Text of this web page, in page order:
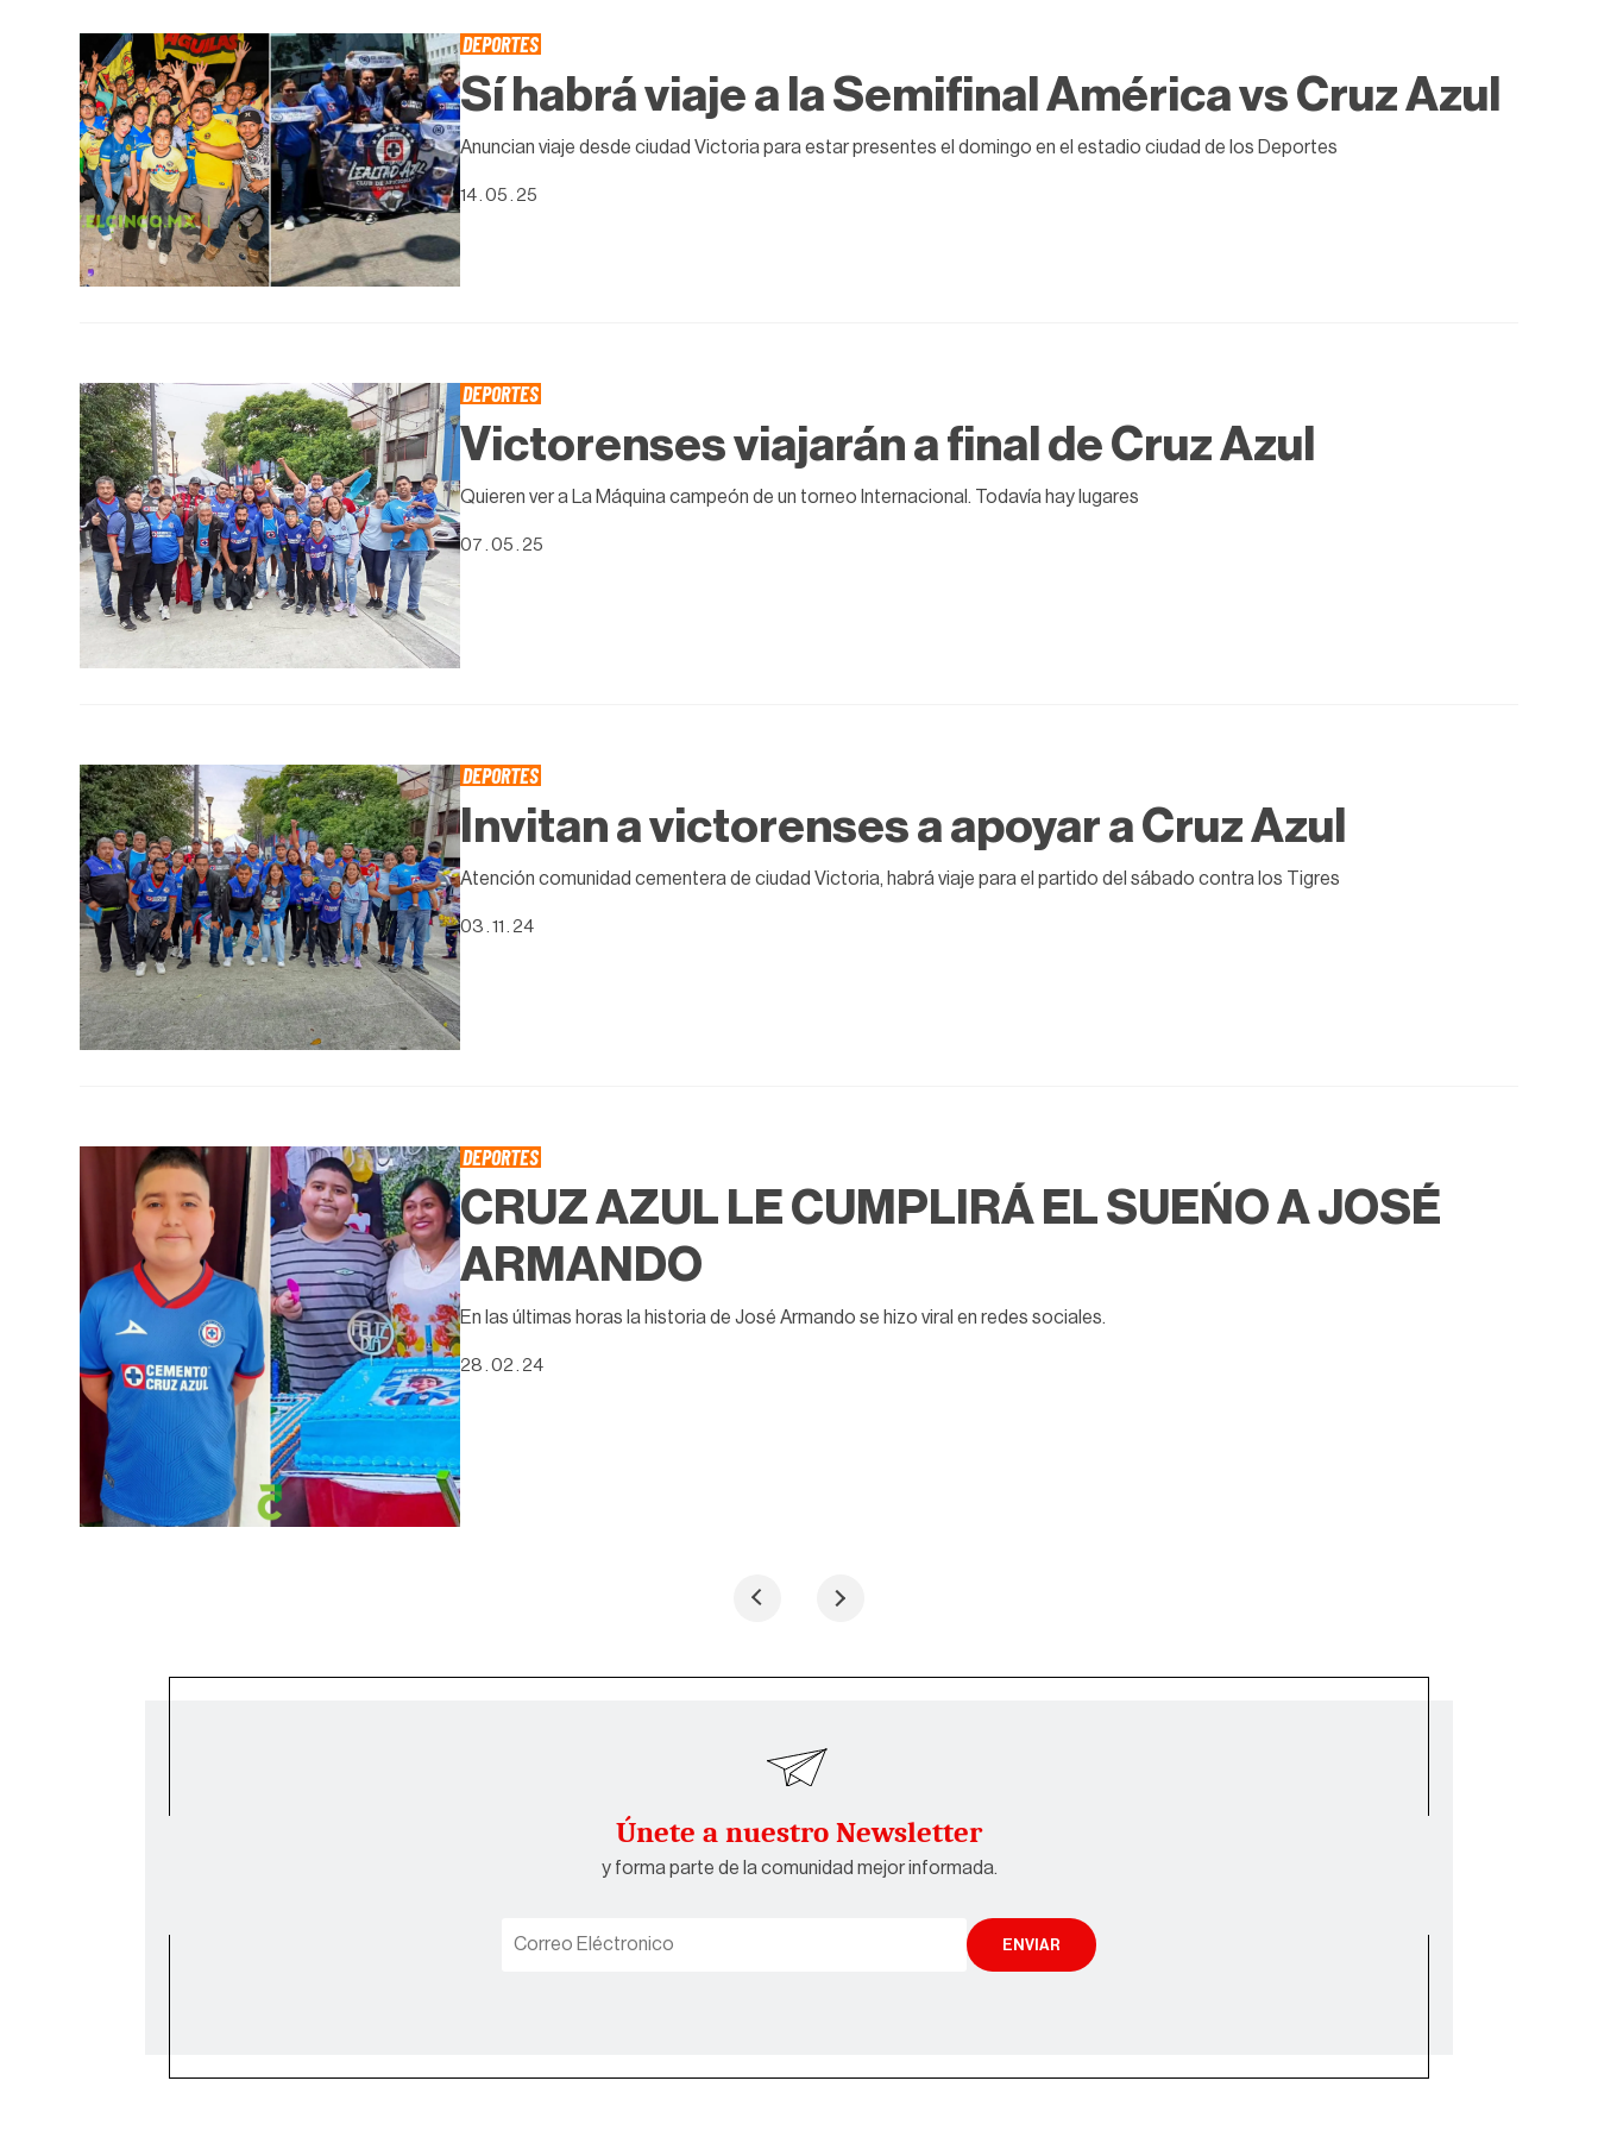
DEPORTES
Sí habrá viaje a la Semifinal América vs Cruz Azul
Anuncian viaje desde ciudad Victoria para estar presentes el domingo en el estadio ciudad de los Deportes
14 . 05 . 25
DEPORTES
Victorenses viajarán a final de Cruz Azul
Quieren ver a La Máquina campeón de un torneo Internacional. Todavía hay lugares
07 . 05 . 25
DEPORTES
Invitan a victorenses a apoyar a Cruz Azul
Atención comunidad cementera de ciudad Victoria, habrá viaje para el partido del sábado contra los Tigres
03 . 11 . 24
DEPORTES
CRUZ AZUL LE CUMPLIRÁ EL SUEÑO A JOSÉ
ARMANDO
En las últimas horas la historia de José Armando se hizo viral en redes sociales.
28 . 02 . 24
Únete a nuestro Newsletter
y forma parte de la comunidad mejor informada.
ENVIAR